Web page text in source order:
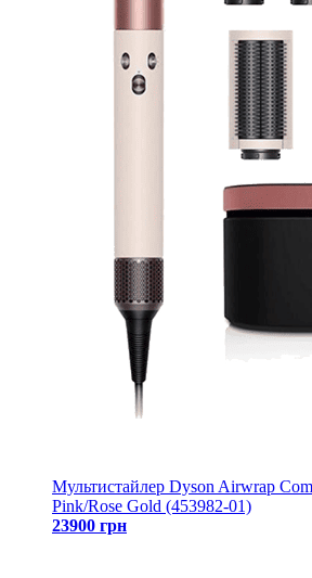
Мультистайлер Dyson Airwrap
Pink/Rose Gold (453982-01)
23900 грн